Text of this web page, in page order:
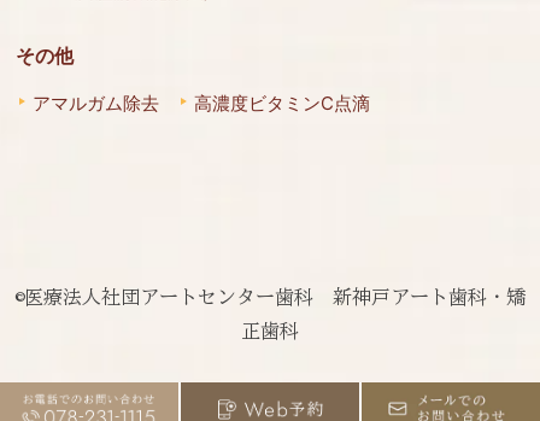
その他
アマルガム除去 高濃度ビタミンC点滴
©医療法人社団アートセンター歯科 新神戸アート歯科・矯
正歯科